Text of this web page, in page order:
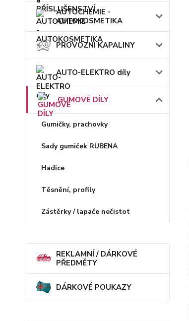
AUTOCHEMIE -
AUTOKOSMETIKA
PROVOZNÍ KAPALINY
AUTO-ELEKTRO díly
GUMOVÉ DÍLY
Gumičky, prachovky
Sady gumiček RUBENA
Hadice
Těsnění, profily
Zástěrky / lapače nečistot
REKLAMNÍ / DÁRKOVÉ
PŘEDMĚTY
DÁRKOVÉ POUKAZY